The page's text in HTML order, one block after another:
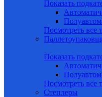
Показать
Посмотреть все
Показать
Посмотреть все
Степлеры